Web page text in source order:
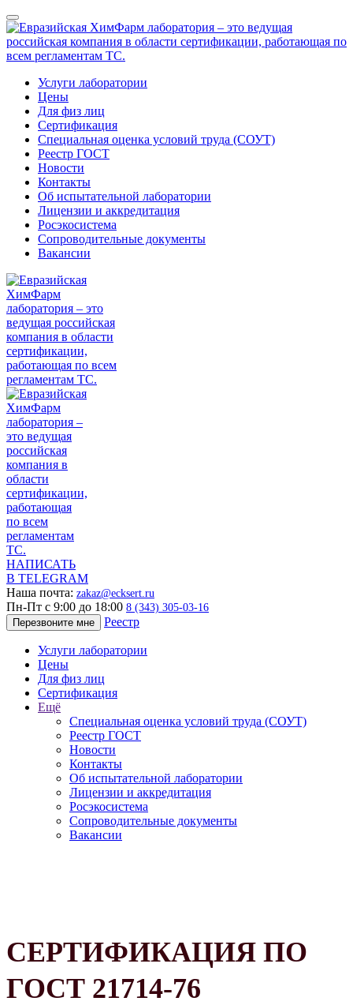
Услуги лаборатории
Цены
Для физ лиц
Сертификация
Специальная оценка условий труда (СОУТ)
Реестр ГОСТ
Новости
Контакты
Об испытательной лаборатории
Лицензии и аккредитация
Росэкосистема
Сопроводительные документы
Вакансии
НАПИСАТЬ
В TELEGRAM
Наша почта: zakaz@ecksert.ru
Пн-Пт с 9:00 до 18:00 8 (343) 305-03-16
Перезвоните мне
Реестр
Услуги лаборатории
Цены
Для физ лиц
Сертификация
Ещё
Специальная оценка условий труда (СОУТ)
Реестр ГОСТ
Новости
Контакты
Об испытательной лаборатории
Лицензии и аккредитация
Росэкосистема
Сопроводительные документы
Вакансии
СЕРТИФИКАЦИЯ ПО
ГОСТ 21714-76